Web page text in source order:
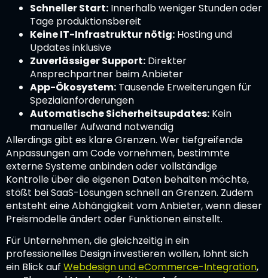
Schneller Start: Innerhalb weniger Stunden oder
Tage produktionsbereit
Keine IT-Infrastruktur nötig: Hosting und
Updates inklusive
Zuverlässiger Support: Direkter
Ansprechpartner beim Anbieter
App-Ökosystem: Tausende Erweiterungen für
Spezialanforderungen
Automatische Sicherheitsupdates: Kein
manueller Aufwand notwendig
Allerdings gibt es klare Grenzen. Wer tiefgreifende
Anpassungen am Code vornehmen, bestimmte
externe Systeme anbinden oder vollständige
Kontrolle über die eigenen Daten behalten möchte,
stößt bei SaaS-Lösungen schnell an Grenzen. Zudem
entsteht eine Abhängigkeit vom Anbieter, wenn dieser
Preismodelle ändert oder Funktionen einstellt.
Für Unternehmen, die gleichzeitig in ein
professionelles Design investieren wollen, lohnt sich
ein Blick auf Webdesign und eCommerce-Integration,